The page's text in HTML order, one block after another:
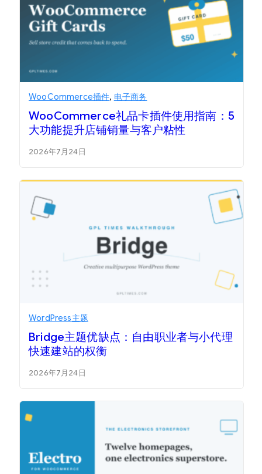
WooCommerce插件, 电子商务
WooCommerce礼品卡插件使用指南：5
大功能提升店铺销量与客户粘性
2026年7月24日
WordPress主题
Bridge主题优缺点：自由职业者与小代理
快速建站的权衡
2026年7月24日